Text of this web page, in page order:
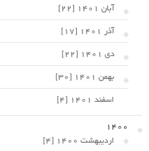
آبان 1401 [22]
آذر 1401 [17]
دی 1401 [22]
بهمن 1401 [30]
اسفند 1401 [4]
1400
اردیبهشت 1400 [4]